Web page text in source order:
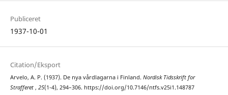
Publiceret
1937-10-01
Citation/Eksport
Arvelo, A. P. (1937). De nya vårdlagarna i Finland. Nordisk Tidsskrift for
Strafferet , 25(1-4), 294–306. https://doi.org/10.7146/ntfs.v25i1.148787